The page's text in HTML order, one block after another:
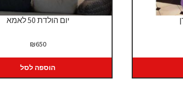
יום הולדת 50 לאמא
₪650
הוספה לסל